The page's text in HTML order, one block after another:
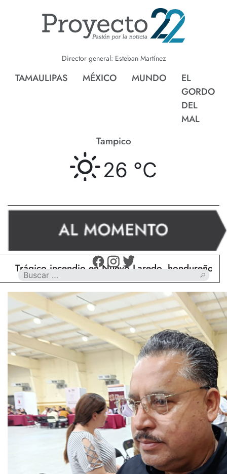
Director general: Esteban Martínez
TAMAULIPAS MÉXICO MUNDO
EL
GORDO
DEL
MAL
Tampico
26 °C
incendio en Nuevo Laredo, hondureño muere